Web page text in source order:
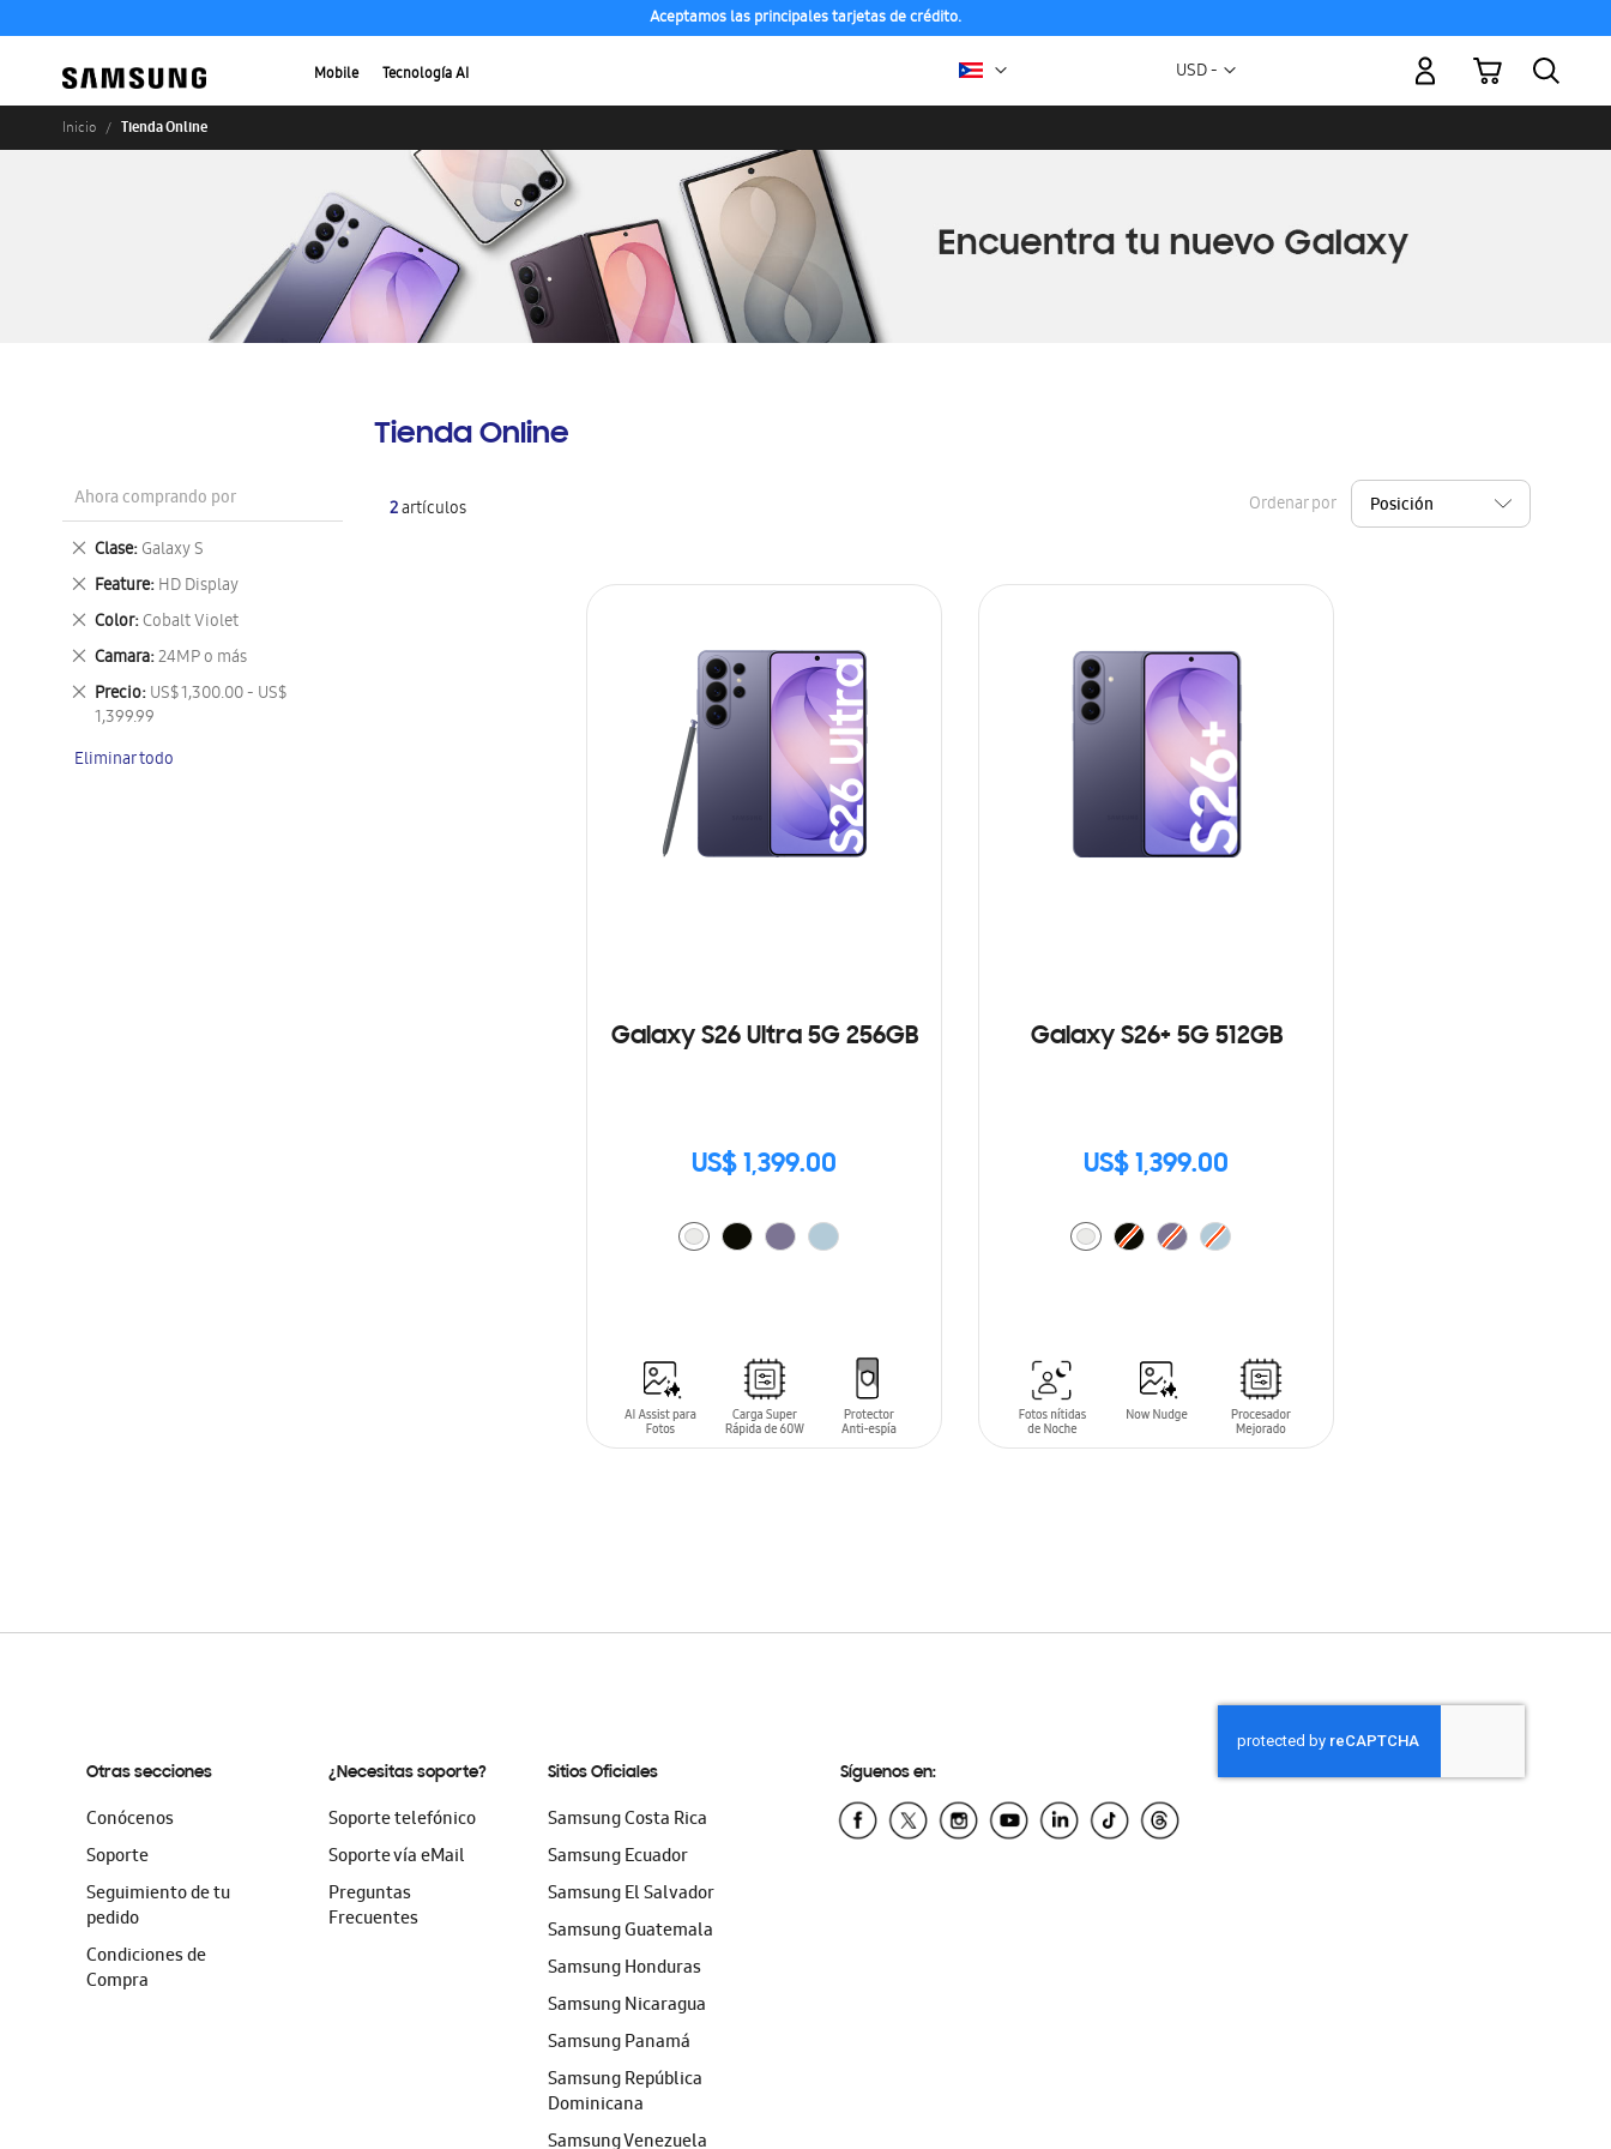
Aceptamos las principales tarjetas de crédito.
Mobile Tecnología AI Moneda
USD -
Mi carrito
Inicio Tienda Online
Tienda Online
2artículos Ordenar por
Galaxy S26 Ultra 5G 256GB
US$ 1,399.00
Galaxy S26+ 5G 512GB
US$ 1,399.00
Ahora comprando por
Clase Galaxy S
Eliminar
este
artículo
Feature HD Display
Eliminar
este
artículo
Color Cobalt Violet
Eliminar
este
artículo
Camara 24MP o más
Eliminar
este
artículo
Precio US$ 1,300.00 - US$
1,399.99
Eliminar
este
Eliminar todo
Otras secciones
Conócenos
Soporte
Seguimiento de tu
pedido
Condiciones de
Compra
¿Necesitas soporte?
Soporte telefónico
Soporte vía eMail
Preguntas
Frecuentes
Sitios Oficiales
Samsung Costa Rica
Samsung Ecuador
Samsung El Salvador
Samsung Guatemala
Samsung Honduras
Samsung Nicaragua
Samsung Panamá
Samsung República
Dominicana
Samsung Venezuela
Síguenos en: